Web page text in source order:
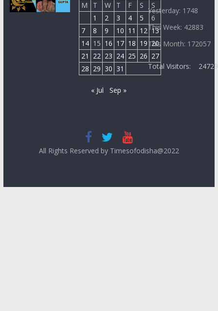
M
T W T F S
S
1
2 3 4 5
6
7
8 9 10 11 12 13
14 15 16 17 18 19 20
21
22 23 24 25 26 27
28 29 30 31
« Jul Sep »
Yesterday: 1748
This Week: 42883
This Month: 172057
Total Visitors:
All Rights Reserved by Timesofodisha@2022